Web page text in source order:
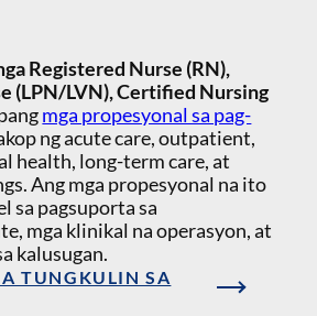
Registered Nurse (RN),
(LPN/LVN), Certified Nursing
mga propesyonal sa pag-
ng acute care, outpatient,
health, long-term care, at
Ang mga propesyonal na ito
sa pagsuporta sa
mga klinikal na operasyon, at
kalusugan.
TUNGKULIN SA